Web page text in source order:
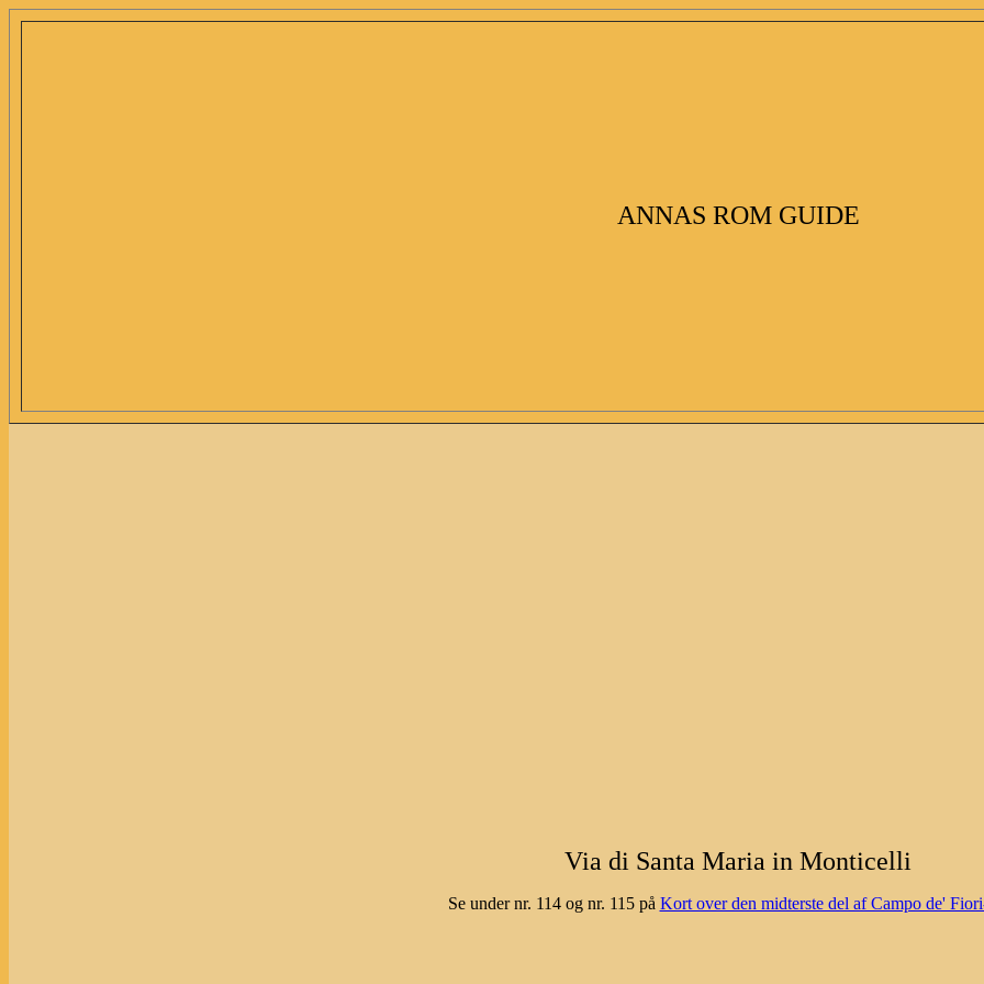
ANNAS ROM GUIDE
Via di Santa Maria in Monticelli
Se under nr. 114 og nr. 115 på Kort over den midterste del af Campo de'